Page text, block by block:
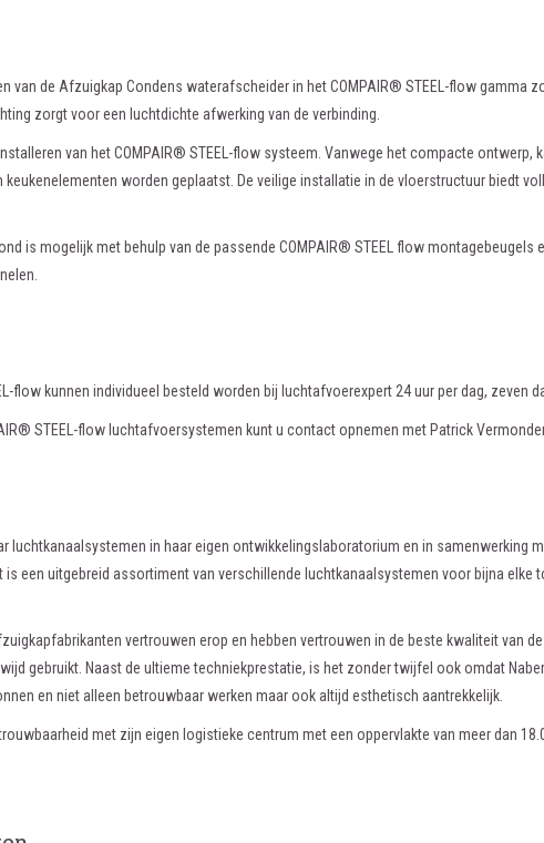
van de Afzuigkap Condens waterafscheider in het COMPAIR® STEEL-flow gamma
zorgt voor een luchtdichte afwerking van de verbinding.
van het COMPAIR® STEEL-flow systeem. Vanwege het compacte ontwerp,
worden geplaatst. De veilige installatie in de vloerstructuur biedt
is mogelijk met behulp van de passende COMPAIR® STEEL flow montagebeugels
flow kunnen individueel besteld worden bij luchtafvoerexpert 24 uur per dag, zeven
STEEL-flow luchtafvoersystemen kunt u contact opnemen met Patrick
luchtkanaalsystemen in haar eigen ontwikkelingslaboratorium en in samenwerking
een uitgebreid assortiment van verschillende luchtkanaalsystemen voor bijna elke
vertrouwen erop en hebben vertrouwen in de beste kwaliteit van
gebruikt. Naast de ultieme techniekprestatie, is het zonder twijfel ook omdat
en niet alleen betrouwbaar werken maar ook altijd esthetisch aantrekkelijk.
met zijn eigen logistieke centrum met een oppervlakte van meer dan